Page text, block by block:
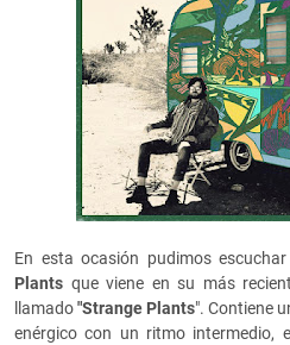
En esta ocasión pudimos
Plants que viene en su más
llamado"Strange Plants". Contiene
enérgico con un ritmo intermedio,